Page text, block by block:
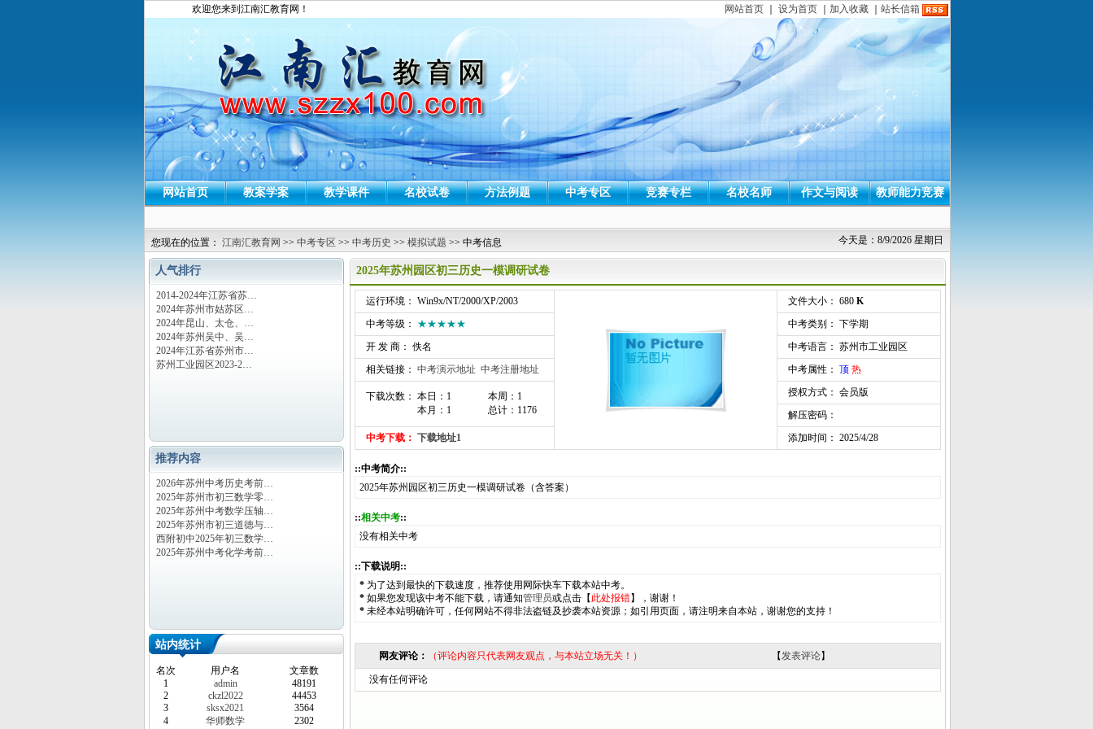
欢迎您来到江南汇教育网！ 网站首页 设为首页 加入收藏 站长信箱
网站首页 教案学案 教学课件 名校试卷 方法例题 中考专区 竞赛专栏 名校名师 作文与阅读 教师能力竞赛
今天是：8/9/2026 星期日
您现在的位置： 江南汇教育网 >> 中考专区 >> 中考历史 >> 模拟试题 >> 中考信息
人气排行
2014-2024年江苏省苏…
2024年苏州市姑苏区…
2024年昆山、太仓、…
2024年苏州吴中、吴…
2024年江苏省苏州市…
苏州工业园区2023-2…
推荐内容
2026年苏州中考历史考前…
2025年苏州市初三数学零…
2025年苏州中考数学压轴…
2025年苏州市初三道德与…
西附初中2025年初三数学…
2025年苏州中考化学考前…
站内统计
名次 用户名
文章数
1
admin
48191
2
ckzl2022
44453
3
sksx2021
3564
4
华师数学
2302
2025年苏州园区初三历史一模调研试卷
运行环境： Win9x/NT/2000/XP/2003 文件大小： 680 K
中考等级： ★★★★★
中考类别： 下学期
开 发 商： 佚名
中考语言： 苏州市工业园区
相关链接： 中考演示地址 中考注册地址 中考属性： 顶 热
下载次数： 本日：1
本月：1
本周：1
总计：1176
授权方式： 会员版
解压密码：
中考下载： 下载地址1 添加时间： 2025/4/28
::中考简介::
2025年苏州园区初三历史一模调研试卷（含答案）
::相关中考::
没有相关中考
::下载说明::
* 为了达到最快的下载速度，推荐使用网际快车下载本站中考。
* 如果您发现该中考不能下载，请通知管理员或点击【 此处报错】，谢谢！
* 未经本站明确许可，任何网站不得非法盗链及抄袭本站资源；如引用页面，请注明来自本站，谢谢您的支持！
网友评论： （评论内容只代表网友观点，与本站立场无关！） 【发表评论】
没有任何评论